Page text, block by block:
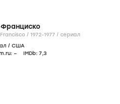
Streets of San Francisco / 1972-1977 / сериал
/ США
– IMDb: 7,3